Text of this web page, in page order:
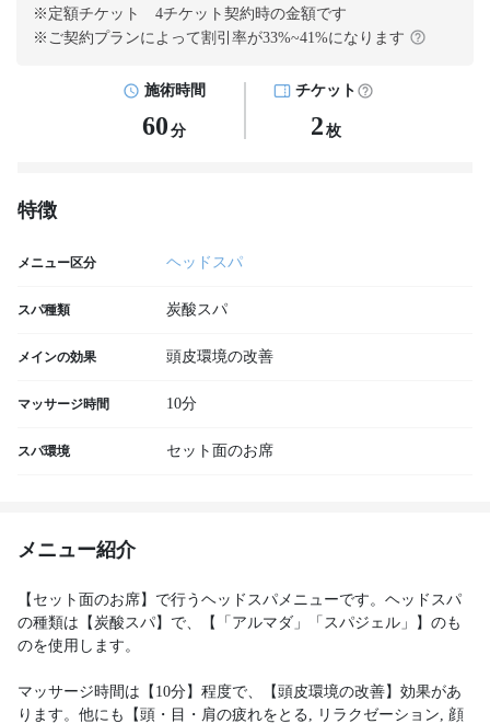
※定額チケット 4チケット契約時の金額です
※ご契約プランによって割引率が33%~41%になります
施術時間
60 分
チケット
2 枚
特徴
メニュー区分 ヘッドスパ
スパ種類 炭酸スパ
メインの効果 頭皮環境の改善
マッサージ時間 10分
スパ環境 セット面のお席
メニュー紹介
【セット面のお席】で行うヘッドスパメニューです。ヘッドスパ
の種類は【炭酸スパ】で、【「アルマダ」「スパジェル」】のも
のを使用します。
マッサージ時間は【10分】程度で、【頭皮環境の改善】効果があ
ります。他にも【頭・目・肩の疲れをとる, リラクゼーション, 顔